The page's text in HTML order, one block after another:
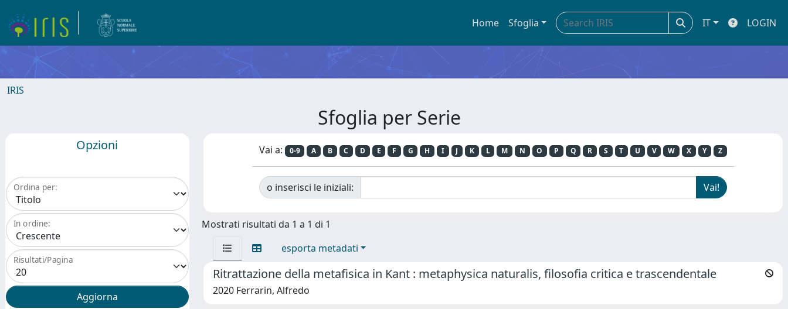
Home Sfoglia IT LOGIN
IRIS
Sfoglia per Serie
Opzioni
Ordina per:
In ordine:
Risultati/Pagina
Vai a: 0-9 A B C D E F G H I J K L M N O P Q R S T U V W X Y Z
o inserisci le iniziali:
Mostrati risultati da 1 a 1 di 1
esporta metadati
Ritrattazione della metafisica in Kant : metaphysica naturalis, filosofia critica e trascendentale
2020 Ferrarin, Alfredo